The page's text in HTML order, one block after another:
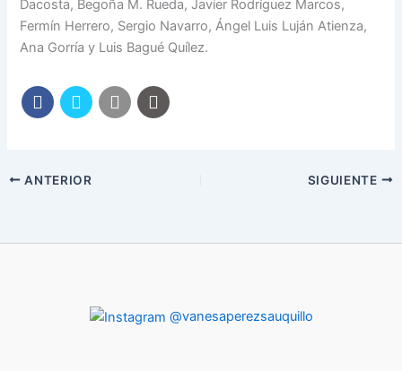
Dacosta, Begoña M. Rueda, Javier Rodríguez Marcos,
Fermín Herrero, Sergio Navarro, Ángel Luis Luján Atienza,
Ana Gorría y Luis Bagué Quílez.
ANTERIOR SIGUIENTE
@vanesaperezsauquillo